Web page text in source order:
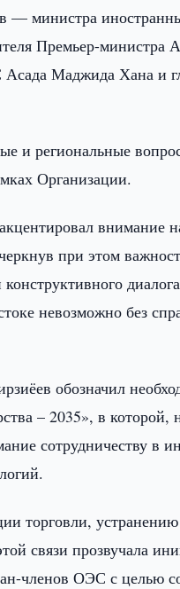
— министра
Премьер-министра
Маджида Хана и
и региональные
Организации.
внимание
при этом
невозможно без
обозначил
– 2035», в
сотрудничеству в
торговли,
связи прозвучала
членов ОЭС с целью